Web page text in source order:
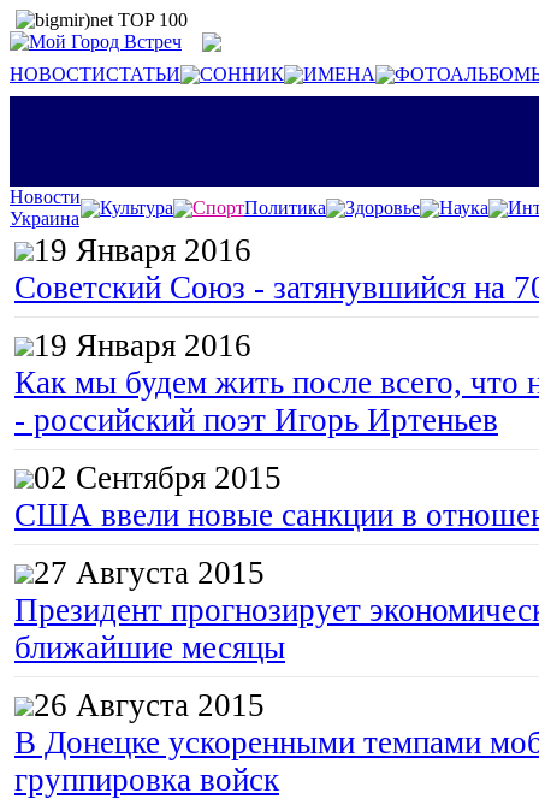
НОВОСТИСТАТЬИ СОННИК ИМЕНА
Новости
Украина
Культура СпортПолитика Здоровье Наука
19 Января 2016
Советский Союз - затянувшийся на
19 Января 2016
Как мы будем жить после всего, что
- российский поэт Игорь Иртеньев
02 Сентября 2015
США ввели новые санкции в
27 Августа 2015
Президент прогнозирует
ближайшие месяцы
26 Августа 2015
В Донецке ускоренными темпами
группировка войск